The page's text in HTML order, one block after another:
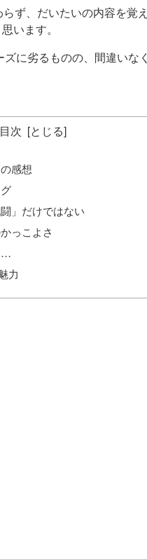
ず、だいたいの内容を覚
います。
に劣るものの、間違いな
目次
感想
」だけではない
っこよさ
…
力